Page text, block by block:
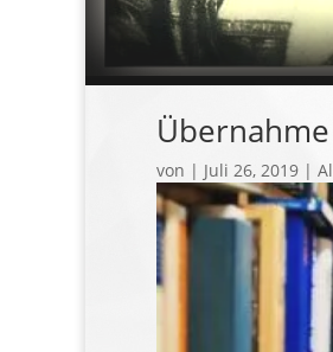
von | Juli 26, 2019 |